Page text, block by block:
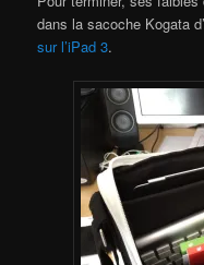
dans la sacoche Kogata
sur l’iPad 3.